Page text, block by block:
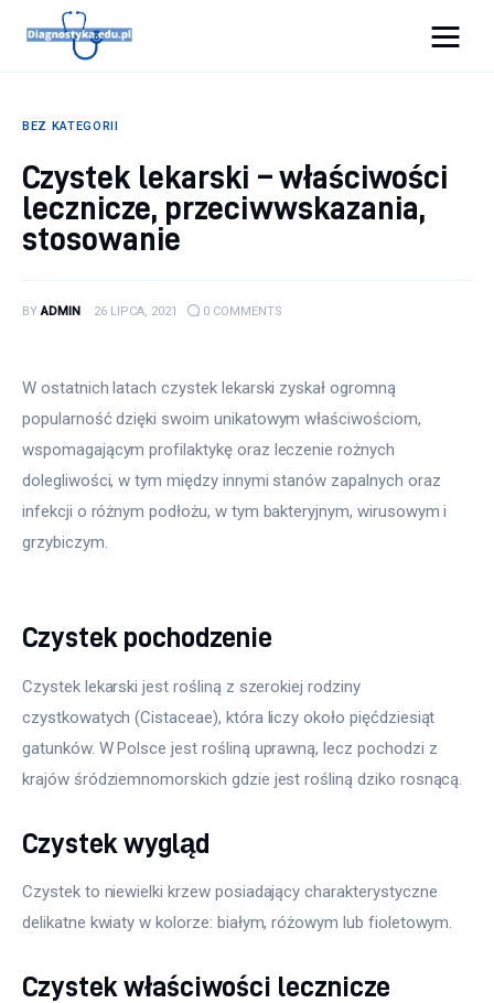
Diagnostyka.edu.pl
Profilaktyka
Zdrowie
BEZ KATEGORII
Czystek lekarski – właściwości
lecznicze, przeciwwskazania,
stosowanie
BY ADMIN 26 LIPCA, 2021 0 COMMENTS
W ostatnich latach czystek lekarski zyskał ogromną
popularność dzięki swoim unikatowym właściwościom,
wspomagającym profilaktykę oraz leczenie rożnych
dolegliwości, w tym między innymi stanów zapalnych oraz
infekcji o różnym podłożu, w tym bakteryjnym, wirusowym i
grzybiczym.
Czystek pochodzenie
Czystek lekarski jest rośliną z szerokiej rodziny
czystkowatych (Cistaceae), która liczy około pięćdziesiąt
gatunków. W Polsce jest rośliną uprawną, lecz pochodzi z
krajów śródziemnomorskich gdzie jest rośliną dziko rosnącą.
Czystek wygląd
Czystek to niewielki krzew posiadający charakterystyczne
delikatne kwiaty w kolorze: białym, różowym lub fioletowym.
Czystek właściwości lecznicze